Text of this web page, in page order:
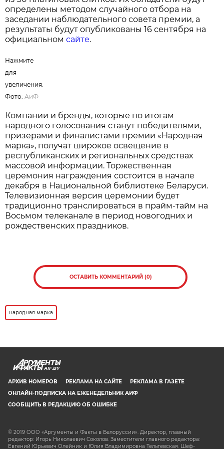
На протяжении многих лет результаты
голосования подтверждают высокий уровень
доверия белорусов к отечественным
лидерами премии становятся товары и услуги,
о конкурентоспособности локальных брендов и
их прочных позициях на рынке.
Все участники, корректно заполнившие анкеты,
становятся претендентами на получение одного
из 30 платиновых слитков. Их обладатели будут
заседании наблюдательного совета премии, а
результаты будут опубликованы 16 сентября на